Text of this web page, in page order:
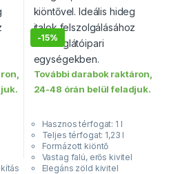
-15%
További darabok raktáron,
24-48 órán belül feladjuk.
Hasznos térfogat: 1 l
Teljes térfogat: 1,23 l
Formázott kiöntő
Vastag falú, erős kivitel
Elegáns zöld kivitel